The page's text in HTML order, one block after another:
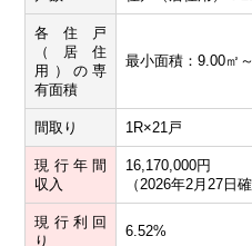
各住戸
（居住
用）の専
有面積
最小面積：9.00㎡
間取り 1R×21戸
現行年間
収入
16,170,000円
（2026年2月27日確
現行利回
り
6.52%